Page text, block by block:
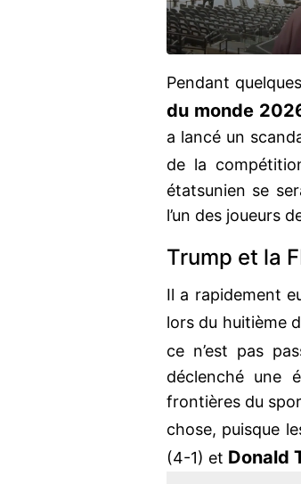
Pendant
du monde
a lancé un
de la
étatsunien se
l’un des joueurs
Trump et la
Il a rapidement
lors du huitième
ce n’est pas
déclenché une
frontières du
chose, puisque
(4-1) et Donald